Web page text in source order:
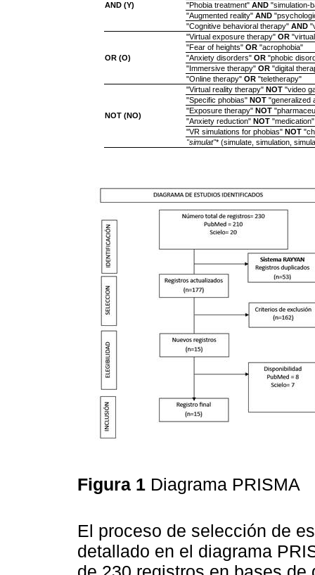
AND (Y)
"Phobia treatment" AND"simulation-
"Augmented reality" AND
"Cognitive behavioral therapy" AND
OR (O)
"Virtual exposure therapy" OR"virtual
"Fear of heights" OR"acrophobia"
"Anxiety disorders" OR"phobic
"Immersive therapy" OR"digital
"Online therapy" OR"teletherapy"
NOT (NO)
"Virtual reality therapy" NOT"video
"Specific phobias" NOT"generalized
"Exposure therapy" NOT
"Anxiety reduction" NOT"medication"
"VR simulations for phobias" NOT
"simulat"* (simulate, simulation,
Figura 1 Diagrama PRISMA
El proceso de selección de
detallado en el diagrama